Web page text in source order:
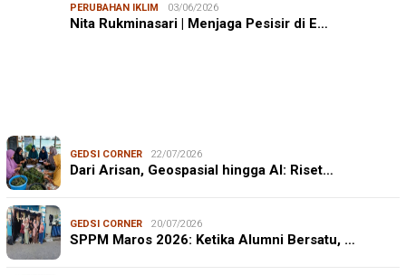
PERUBAHAN IKLIM 03/06/2026
Nita Rukminasari | Menjaga Pesisir di E…
GEDSI CORNER 22/07/2026
Dari Arisan, Geospasial hingga AI: Riset…
GEDSI CORNER 20/07/2026
SPPM Maros 2026: Ketika Alumni Bersatu, …